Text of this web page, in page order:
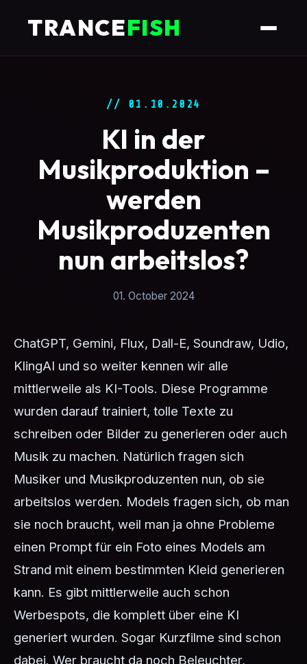
TRANCEFISH
// 01.10.2024
KI in der
Musikproduktion –
werden
Musikproduzenten
nun arbeitslos?
01. October 2024
ChatGPT, Gemini, Flux, Dall-E, Soundraw, Udio,
KlingAI und so weiter kennen wir alle
mittlerweile als KI-Tools. Diese Programme
wurden darauf trainiert, tolle Texte zu
schreiben oder Bilder zu generieren oder auch
Musik zu machen. Natürlich fragen sich
Musiker und Musikproduzenten nun, ob sie
arbeitslos werden. Models fragen sich, ob man
sie noch braucht, weil man ja ohne Probleme
einen Prompt für ein Foto eines Models am
Strand mit einem bestimmten Kleid generieren
kann. Es gibt mittlerweile auch schon
Werbespots, die komplett über eine KI
generiert wurden. Sogar Kurzfilme sind schon
dabei. Wer braucht da noch Beleuchter,